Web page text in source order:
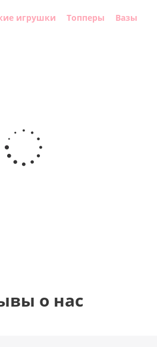
игрушки Топперы
Вазы
розовое
о нас